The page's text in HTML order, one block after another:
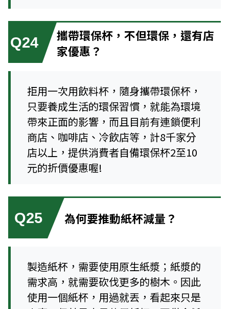
Q24
攜帶環保杯，不但環保，還有店
家優惠？
拒用一次用飲料杯，隨身攜帶環保杯，
只要養成生活的環保習慣，就能為環境
帶來正面的影響，而且目前有連鎖便利
商店、咖啡店、冷飲店等，計8千家分
店以上，提供消費者自備環保杯2至10
元的折價優惠喔!
Q25 為何要推動紙杯減量？
製造紙杯，需要使用原生紙漿；紙漿的
需求高，就需要砍伐更多的樹木。因此
使用一個紙杯，用過就丟，看起來只是